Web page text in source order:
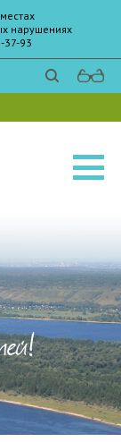
нарушениях
37-93